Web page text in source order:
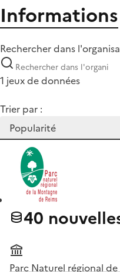
Informations
Rechercher dans
1 jeux de données
Trier par :
40
Parc Naturel régional